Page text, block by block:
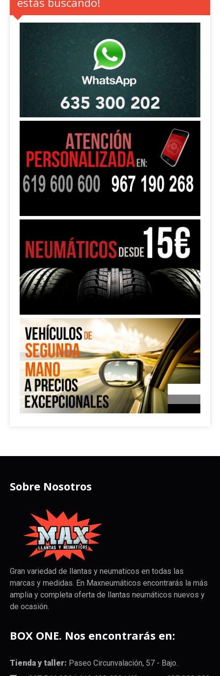
Sobre Nosotros
Gran variedad de llantas y neumaticos en todas las
marcas y medidas. En Maxneumáticos encontrarás la más
amplia y completa oferta de llantas neumáticos nuevos y
de ocasión.
BOX ONE. Nos encontrarás en:
Tienda y taller: Paseo Circunvalación, 57 - Bajo.